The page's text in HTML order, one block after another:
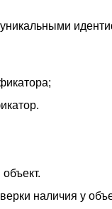
наличия у